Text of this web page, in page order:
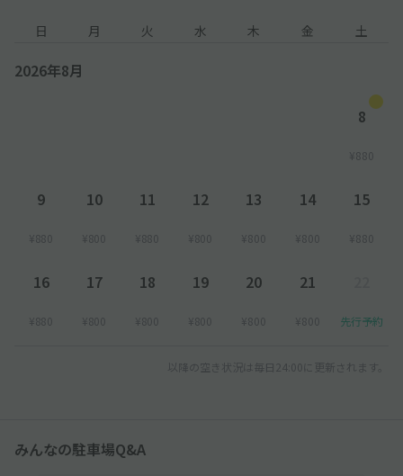
日 月 火 水 木 金 土
2026年8月
8
¥880
9
¥880
10
¥800
11
¥880
12
¥800
13
¥800
14
¥800
15
¥880
16
¥880
17
¥800
18
¥800
19
¥800
20
¥800
21
¥800 先行予約
以降の空き状況は毎日24:00に更新されます。
みんなの駐車場Q&A